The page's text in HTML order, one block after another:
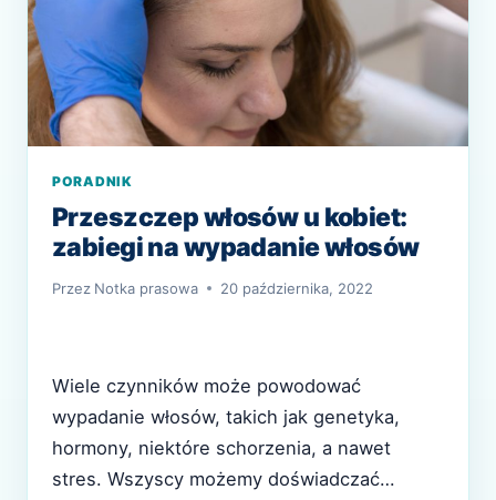
PORADNIK
Przeszczep włosów u kobiet:
zabiegi na wypadanie włosów
Przez Notka prasowa 20 października, 2022
Wiele czynników może powodować
wypadanie włosów, takich jak genetyka,
hormony, niektóre schorzenia, a nawet
stres. Wszyscy możemy doświadczać